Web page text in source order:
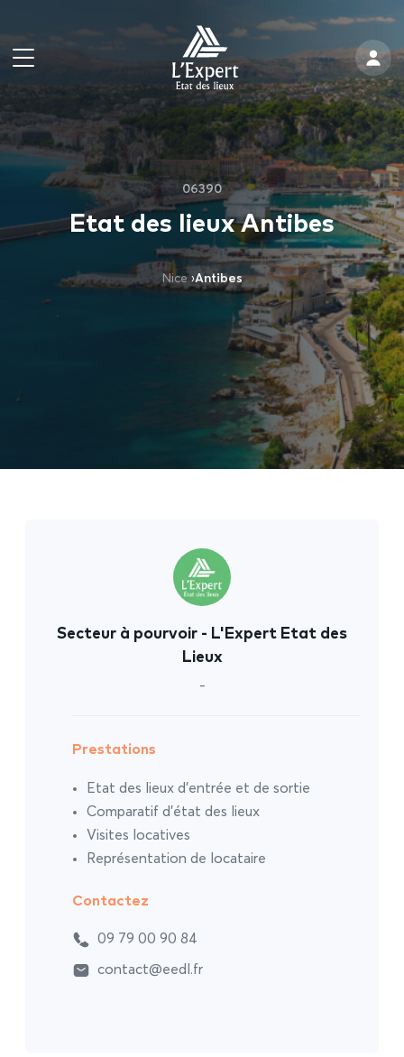
06390
Etat des lieux Antibes
Nice ›Antibes
Secteur à pourvoir - L'Expert Etat des
Lieux
-
Prestations
Etat des lieux d’entrée et de sortie
Comparatif d’état des lieux
Visites locatives
Représentation de locataire
Contactez
09 79 00 90 84
contact@eedl.fr